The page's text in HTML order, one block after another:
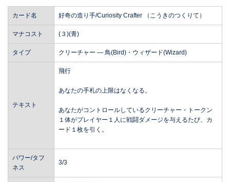
カード名 好奇の造り手/Curiosity Crafter （こうきのつくりて）
マナコスト (３)(青)
タイプ クリーチャー ― 鳥(Bird)・ウィザード(Wizard)
テキスト
飛行
あなたの手札の上限はなくなる。
あなたがコントロールしているクリーチャー・トークン
１体がプレイヤー１人に戦闘ダメージを与えるたび、カ
ード１枚を引く。
パワー/タフ
ネス
3/3